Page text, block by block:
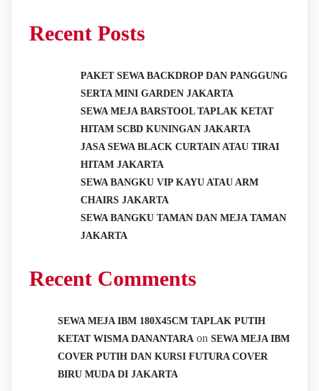
Recent Posts
PAKET SEWA BACKDROP DAN PANGGUNG
SERTA MINI GARDEN JAKARTA
SEWA MEJA BARSTOOL TAPLAK KETAT
HITAM SCBD KUNINGAN JAKARTA
JASA SEWA BLACK CURTAIN ATAU TIRAI
HITAM JAKARTA
SEWA BANGKU VIP KAYU ATAU ARM
CHAIRS JAKARTA
SEWA BANGKU TAMAN DAN MEJA TAMAN
JAKARTA
Recent Comments
SEWA MEJA IBM 180X45CM TAPLAK PUTIH
KETAT WISMA DANANTARA on SEWA MEJA IBM
COVER PUTIH DAN KURSI FUTURA COVER
BIRU MUDA DI JAKARTA